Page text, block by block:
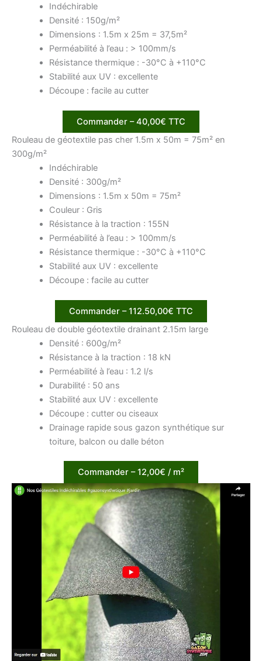
Indéchirable
Densité : 150g/m²
Dimensions : 1.5m x 25m = 37,5m²
Perméabilité à l’eau : > 100mm/s
Résistance thermique : -30°C à +110°C
Stabilité aux UV : excellente
Découpe : facile au cutter
Commander – 40,00€ TTC
Rouleau de géotextile pas cher 1.5m x 50m = 75m² en
300g/m²
Indéchirable
Densité : 300g/m²
Dimensions : 1.5m x 50m = 75m²
Couleur : Gris
Résistance à la traction : 155N
Perméabilité à l’eau : > 100mm/s
Résistance thermique : -30°C à +110°C
Stabilité aux UV : excellente
Découpe : facile au cutter
Commander – 112.50,00€ TTC
Rouleau de double géotextile drainant 2.15m large
Densité : 600g/m²
Résistance à la traction : 18 kN
Perméabilité à l’eau : 1.2 l/s
Durabilité : 50 ans
Stabilité aux UV : excellente
Découpe : cutter ou ciseaux
Drainage rapide sous gazon synthétique sur
toiture, balcon ou dalle béton
Commander – 12,00€ / m²